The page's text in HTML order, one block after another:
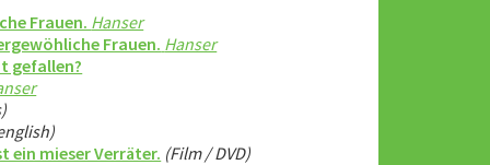
Frauen. Hanser
Frauen. Hanser
gefallen?
ein mieser Verräter. (Film / DVD)